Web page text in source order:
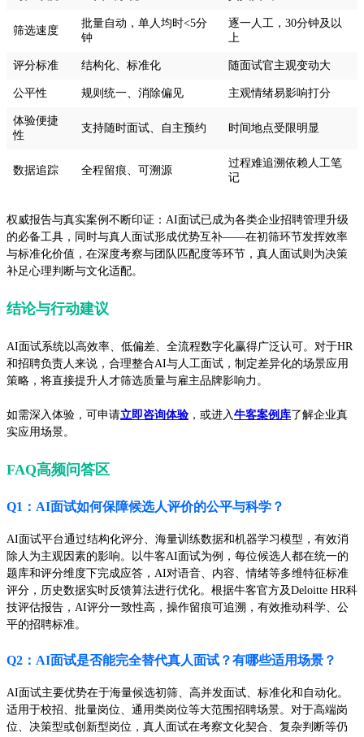
筛选速度
批量自动，单人均时<5分
钟
逐一人工，30分钟及以
上
评分标准 结构化、标准化 随面试官主观变动大
公平性 规则统一、消除偏见 主观情绪易影响打分
体验便捷
性
支持随时面试、自主预约 时间地点受限明显
数据追踪 全程留痕、可溯源
过程难追溯依赖人工笔
记
权威报告与真实案例不断印证：AI面试已成为各类企业招聘管理升级
的必备工具，同时与真人面试形成优势互补——在初筛环节发挥效率
与标准化价值，在深度考察与团队匹配度等环节，真人面试则为决策
补足心理判断与文化适配。
结论与行动建议
AI面试系统以高效率、低偏差、全流程数字化赢得广泛认可。对于HR
和招聘负责人来说，合理整合AI与人工面试，制定差异化的场景应用
策略，将直接提升人才筛选质量与雇主品牌影响力。
如需深入体验，可申请立即咨询体验 ，或进入牛客案例库了解企业真
实应用场景。
FAQ高频问答区
Q1：AI面试如何保障候选人评价的公平与科学？
AI面试平台通过结构化评分、海量训练数据和机器学习模型，有效消
除人为主观因素的影响。以牛客AI面试为例，每位候选人都在统一的
题库和评分维度下完成应答，AI对语音、内容、情绪等多维特征标准
评分，历史数据实时反馈算法进行优化。根据牛客官方及Deloitte HR科
技评估报告，AI评分一致性高，操作留痕可追溯，有效推动科学、公
平的招聘标准。
Q2：AI面试是否能完全替代真人面试？有哪些适用场景？
AI面试主要优势在于海量候选初筛、高并发面试、标准化和自动化。
适用于校招、批量岗位、通用类岗位等大范围招聘场景。对于高端岗
位、决策型或创新型岗位，真人面试在考察文化契合、复杂判断等仍